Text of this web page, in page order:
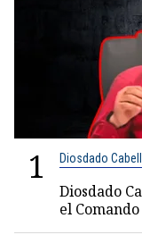
1 Diosdado
Diosdado
el